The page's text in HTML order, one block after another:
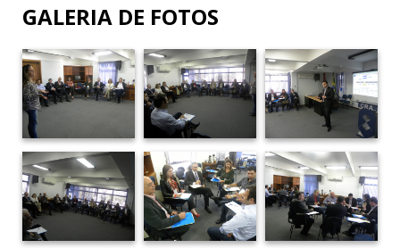
GALERIA DE FOTOS